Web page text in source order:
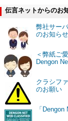
伝言ネットからのお
弊社サー
のお知らせ
＜弊紙ご
Dengon
クラシフ
のお願い
「